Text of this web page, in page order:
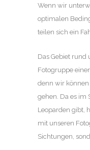
Wenn wir
optimalen
teilen sich ein
Das Gebiet rund
Fotogruppe
denn wir
gehen. Da es im
Leoparden gibt,
mit unseren
Sichtungen,